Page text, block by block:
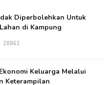
Diperbolehkan Untuk
di Kampung
28861
Keluarga Melalui
Keterampilan